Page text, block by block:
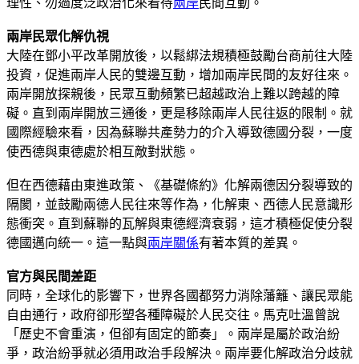
兩岸民眾化解仇視
大陸在鄧小平改革開放後，以鬆綁法規積極鼓勵台商前往大陸
投資，促進兩岸人民的雙邊互動，增加兩岸民間的友好往來。
兩岸開放探親後，民眾互動頻繁已超越政治上難以跨越的障
礙。直到兩岸開放三通後，更是移除兩岸人民往返的限制。就
國際經驗來看，因為蘇聯共產勢力的介入導致德國分裂，一度
使西德與東德處於相互敵對狀態。
但在西德藉由東進政策、《基礎條約》化解兩德因分裂導致的
隔閡，並鼓勵兩德人民往來等作為，化解東、西德人民意識形
態衝突。直到蘇聯的瓦解與東德經濟衰弱，這才積極促使分裂
德國邁向統一。這一點與兩岸關係有著本質的差異。
官方與民間差距
同時，全球化的影響下，世界各國都努力消除藩籬、讓民眾能
自由通行，政府卻形塑各種障礙於人民交往。馬克吐溫曾說
「歷史不會重演，但卻有固定的節奏」。兩岸是屬於政治紛
爭，政治紛爭就必須用政治手段解決。兩岸要化解政治分歧就